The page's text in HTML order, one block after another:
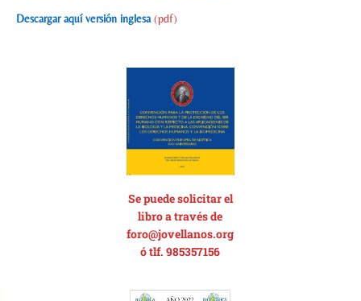
Descargar aquí versión inglesa (pdf)
Se puede solicitar el
libro a través de
foro@jovellanos.org
ó tlf. 985357156